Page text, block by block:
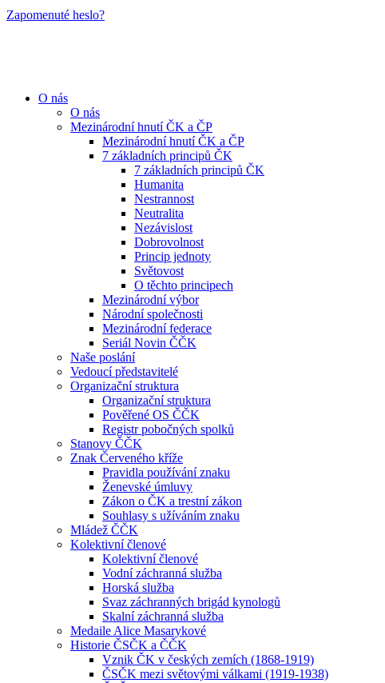
Zapomenuté heslo?
O nás
O nás
Mezinárodní hnutí ČK a ČP
Mezinárodní hnutí ČK a ČP
7 základních principů ČK
7 základních principů ČK
Humanita
Nestrannost
Neutralita
Nezávislost
Dobrovolnost
Princip jednoty
Světovost
O těchto principech
Mezinárodní výbor
Národní společnosti
Mezinárodní federace
Seriál Novin ČČK
Naše poslání
Vedoucí představitelé
Organizační struktura
Organizační struktura
Pověřené OS ČČK
Registr pobočných spolků
Stanovy ČČK
Znak Červeného kříže
Pravidla používání znaku
Ženevské úmluvy
Zákon o ČK a trestní zákon
Souhlasy s užíváním znaku
Mládež ČČK
Kolektivní členové
Kolektivní členové
Vodní záchranná služba
Horská služba
Svaz záchranných brigád kynologů
Skalní záchranná služba
Medaile Alice Masarykové
Historie ČSČK a ČČK
Vznik ČK v českých zemích (1868-1919)
ČSČK mezi světovými válkami (1919-1938)